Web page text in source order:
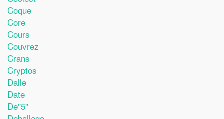
Coque
Core
Cours
Couvrez
Crans
Cryptos
Dalle
Date
De''5''